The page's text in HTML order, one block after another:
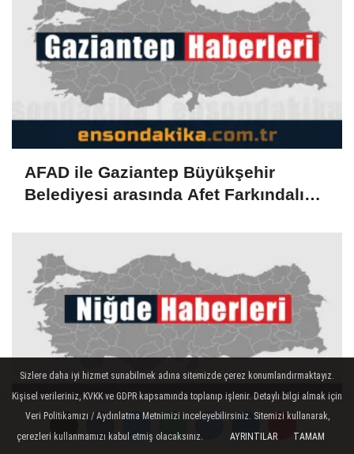
AFAD ile Gaziantep Büyükşehir
Belediyesi arasında Afet Farkındalık
protokolü
Niğde'de bir kişi aracında ölü bulundu
Sizlere daha iyi hizmet sunabilmek adına sitemizde çerez konumlandırmaktayız.
Kişisel verileriniz, KVKK ve GDPR kapsamında toplanıp işlenir. Detaylı bilgi almak için
Veri Politikamızı / Aydınlatma Metnimizi inceleyebilirsiniz. Sitemizi kullanarak,
çerezleri kullanmamızı kabul etmiş olacaksınız.
AYRINTILAR TAMAM